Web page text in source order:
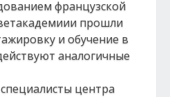
французской
прошли
и обучение в
аналогичные
центра